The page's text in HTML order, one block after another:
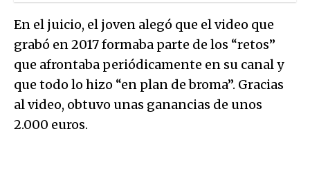
En el juicio, el joven alegó que el video que
grabó en 2017 formaba parte de los “retos”
que afrontaba periódicamente en su canal y
que todo lo hizo “en plan de broma”. Gracias
al video, obtuvo unas ganancias de unos
2.000 euros.